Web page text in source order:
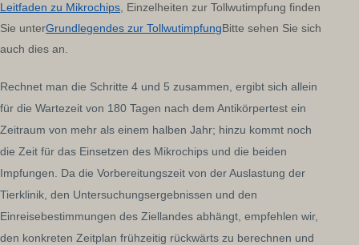
Leitfaden zu Mikrochips , Einzelheiten zur Tollwutimpfung finden
Sie unterGrundlegendes zur TollwutimpfungBitte sehen Sie sich
auch dies an.
Rechnet man die Schritte 4 und 5 zusammen, ergibt sich allein
für die Wartezeit von 180 Tagen nach dem Antikörpertest ein
Zeitraum von mehr als einem halben Jahr; hinzu kommt noch
die Zeit für das Einsetzen des Mikrochips und die beiden
Impfungen. Da die Vorbereitungszeit von der Auslastung der
Tierklinik, den Untersuchungsergebnissen und den
Einreisebestimmungen des Ziellandes abhängt, empfehlen wir,
den konkreten Zeitplan frühzeitig rückwärts zu berechnen und